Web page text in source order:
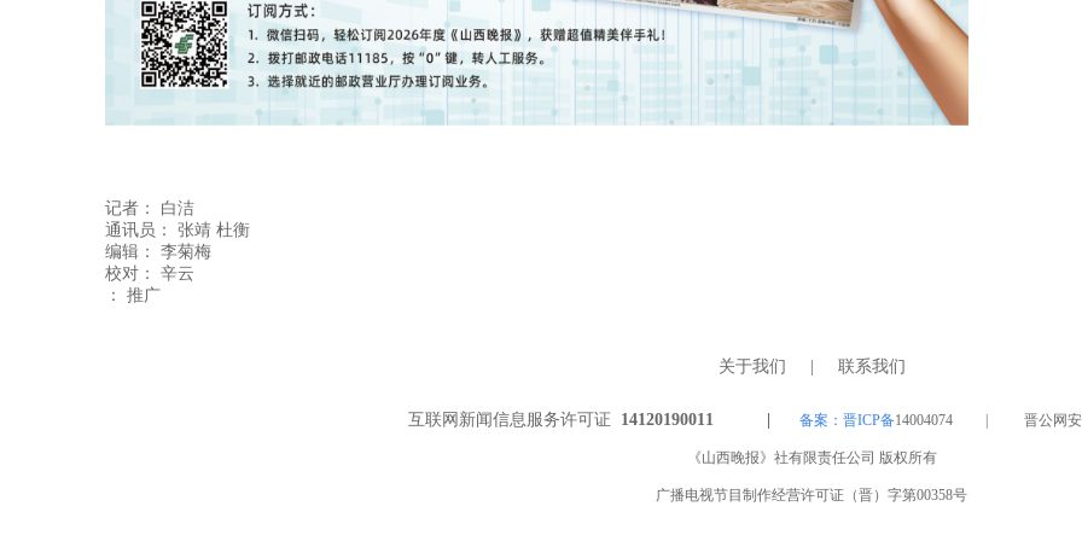
记者： 白洁
通讯员： 张靖 杜衡
编辑： 李菊梅
校对： 辛云
关于我们 联系我们
互联网新闻信息服务许可证 14120190011 | 备案：晋ICP备14004074 | 晋公网安备
《山西晚报》社有限责任公司 版权所有
广播电视节目制作经营许可证（晋）字第00358号